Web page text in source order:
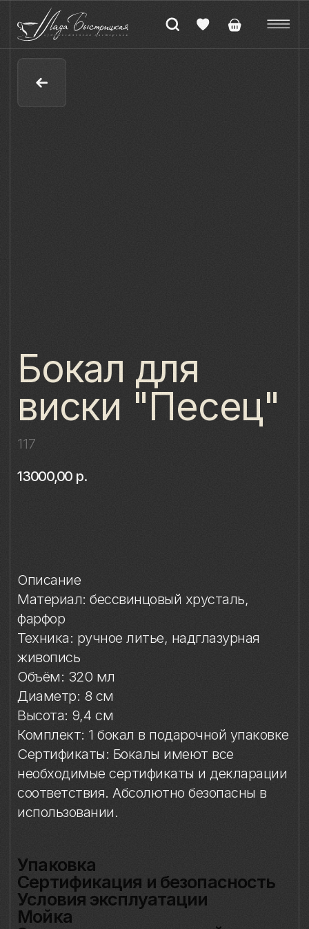
117
13000,00р.
Купить
Материал: бессвинцовый хрусталь,
Комплект: 1 бокал в подарочной упаковке
Сертификаты: Бокалы имеют все
необходимые сертификаты и декларации
соответствия. Абсолютно безопасны в
использовании.
Упаковка
Сертификация и безопасность
Условия эксплуатации
Мойка
Защита от повреждений
Особое внимание к
фарфоровому элементу
Упаковка
Подарочная упаковка входит
в стоимость изделия.
безопасность
Изделие прошло необходимые
испытания и имеет сертификаты
соответствия. Бокал безопасен для
контакта с пищевыми продуктами,
пригоден для ежедневного
использования по прямому